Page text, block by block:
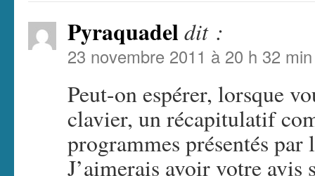
Pyraquadel dit :
23 novembre 2011 à 20 h 32 min
Peut-on espérer, lorsque
clavier, un récapitulatif
programmes présentés
J’aimerais avoir votre avis